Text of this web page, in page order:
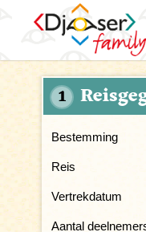
1
Bestemming
Reis
Vertrekdatum
Aantal